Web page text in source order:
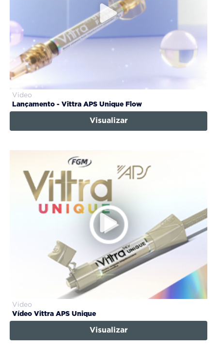
Video
Lançamento - Vittra APS Unique Flow
Visualizar
Video
Vídeo Vittra APS Unique
Visualizar